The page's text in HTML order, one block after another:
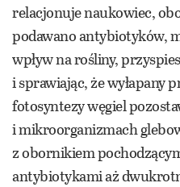
relacjonuje naukowiec,
podawano antybiotyków,
wpływ na rośliny,
i sprawiając, że wyłapany
fotosyntezy węgiel
i mikroorganizmach
z obornikiem
antybiotykami aż